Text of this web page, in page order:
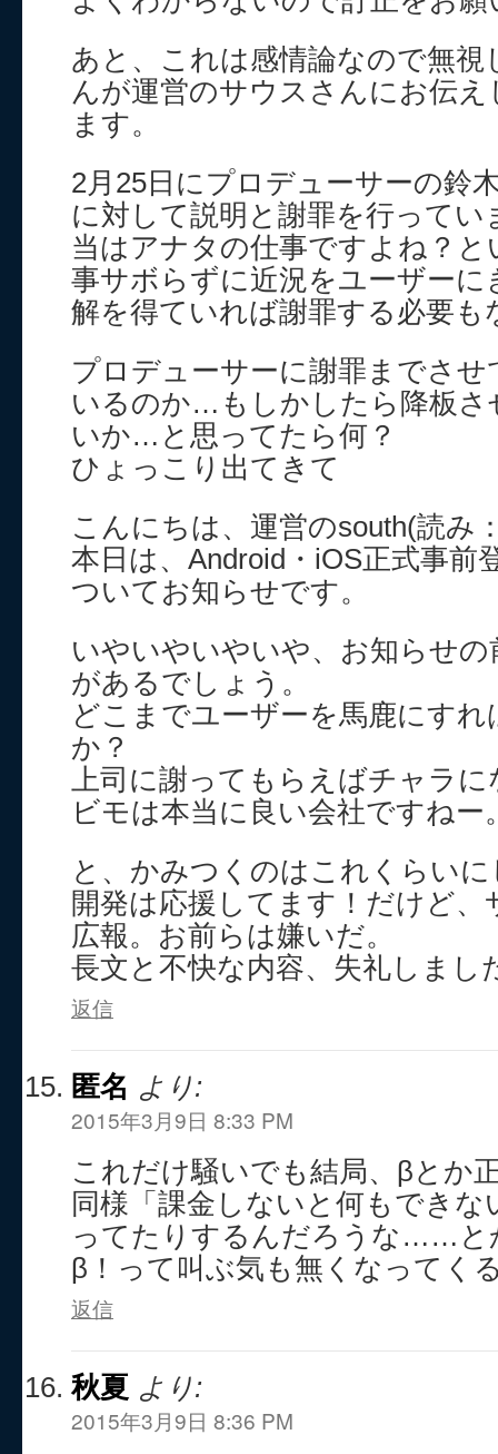
あと、これは感情論なので無
んが運営のサウスさんにお伝
ます。
2月25日にプロデューサーの鈴
に対して説明と謝罪を行って
当はアナタの仕事ですよね？
事サボらずに近況をユーザーに
解を得ていれば謝罪する必要
プロデューサーに謝罪までさ
いるのか…もしかしたら降板さ
いか…と思ってたら何？
ひょっこり出てきて
こんにちは、運営のsouth(読み
本日は、Android・iOS正式事前
ついてお知らせです。
いやいやいやいや、お知らせ
があるでしょう。
どこまでユーザーを馬鹿にす
か？
上司に謝ってもらえばチャラ
ビモは本当に良い会社ですねー
と、かみつくのはこれくらいに
開発は応援してます！だけど
広報。お前らは嫌いだ。
長文と不快な内容、失礼しまし
返信
匿名 より:
2015年3月9日 8:33 PM
これだけ騒いでも結局、βとか
同様「課金しないと何もでき
ってたりするんだろうな……と
β！って叫ぶ気も無くなってく
返信
秋夏 より:
2015年3月9日 8:36 PM